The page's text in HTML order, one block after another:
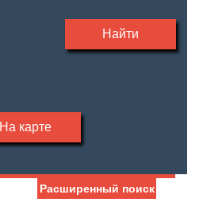
Найти
На карте
Жилая площадь
Расширенный поиск